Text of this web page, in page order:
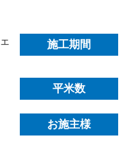
施工期間
平米数
お施主様